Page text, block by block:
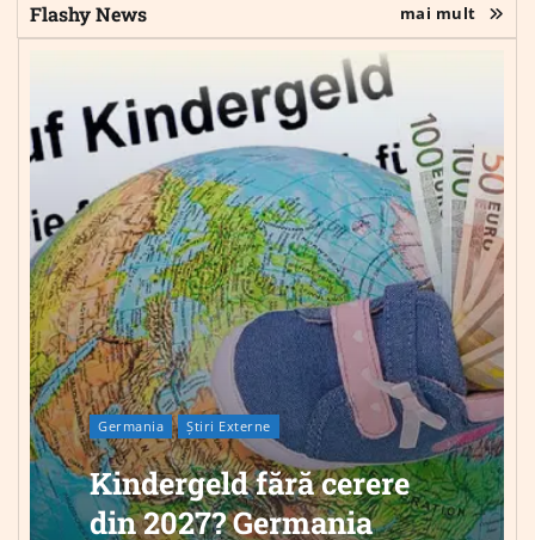
Flashy News mai mult
Germania Știri Externe
Kindergeld fără cerere
din 2027? Germania